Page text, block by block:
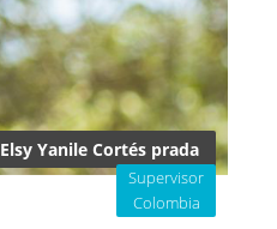
Elsy Yanile Cortés prada
Supervisor
Colombia